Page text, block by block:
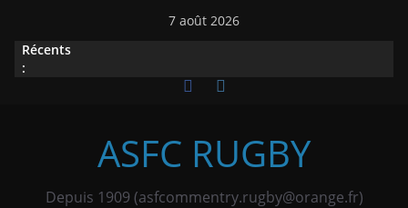
contenu
7 août 2026
Récents
:
ASFC RUGBY
Depuis 1909 (asfcommentry.rugby@orange.fr)